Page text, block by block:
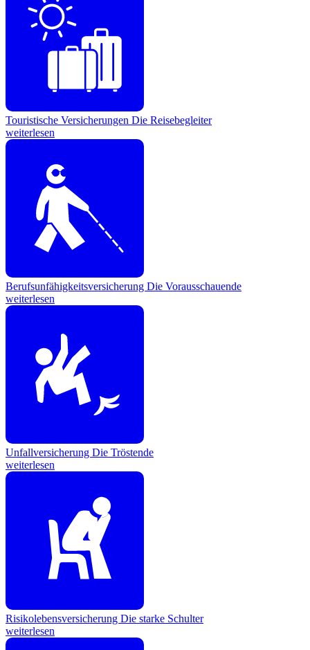
Touristische Versicherungen Die Reisebegleiter
weiterlesen
Berufsunfähigkeitsversicherung Die Vorausschauende
weiterlesen
Unfallversicherung Die Tröstende
weiterlesen
Risikolebensversicherung Die starke Schulter
weiterlesen